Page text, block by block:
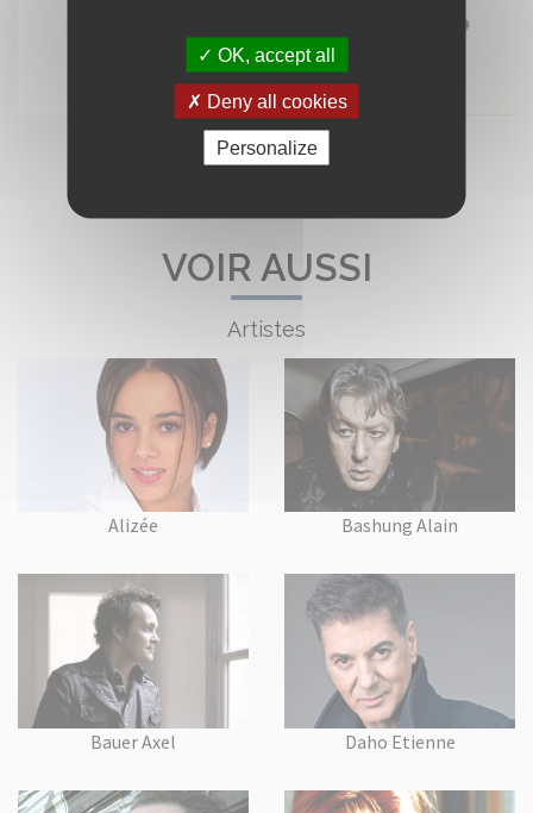
VOIR AUSSI
Artistes
Alizée Bashung Alain
Bauer Axel Daho Etienne
OK, accept all
Deny all cookies
Personalize